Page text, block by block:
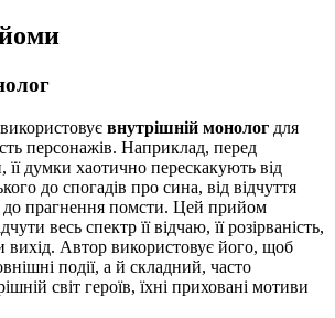
внутрішній монолог для
персонажів. Наприклад, перед
думки хаотично перескакують від
до спогадів про сина, від відчуття
до прагнення помсти. Цей прийом
весь спектр її відчаю, її розірваність,
вихід. Автор використовує його, щоб
події, а й складний, часто
світ героїв, їхні приховані мотиви